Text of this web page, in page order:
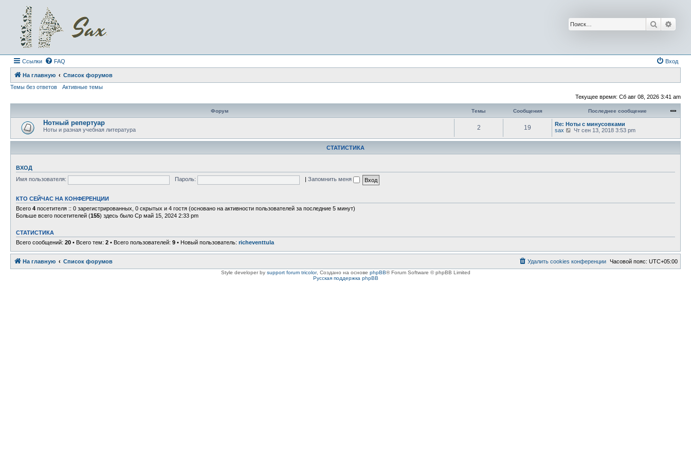
Поиск
Ссылки FAQ Вход
На главную
Список форумов
Темы без ответов
Активные темы
Текущее время: Сб авг 08, 2026 3:41 am
Форум Темы Сообщения Последнее сообщение
Нотный репертуар
Ноты и разная учебная литература 2 19
Re: Ноты с минусовками
sax
П
р
й
к
е
о
б
щ
Чт сен 13, 2018 3:53 pm
СТАТИСТИКА
ВХОД
Имя пользователя:
Пароль: Запомнить меня
КТО СЕЙЧАС НА КОНФЕРЕНЦИИ
Всего 4 посетителя :: 0 зарегистрированных, 0 скрытых и 4 гостя (основано на активности пользователей за последние 5 минут)
Больше всего посетителей (155) здесь было Ср май 15, 2024 2:33 pm
СТАТИСТИКА
Всего сообщений: 20 • Всего тем: 2 • Всего пользователей: 9 • Новый пользователь: richeventtula
На главную Список форумов Часовой пояс: UTC+05:00
Удалить cookies конференции
Style developer by support forum tricolor, Создано на основе phpBB® Forum Software © phpBB Limited
Русская поддержка phpBB